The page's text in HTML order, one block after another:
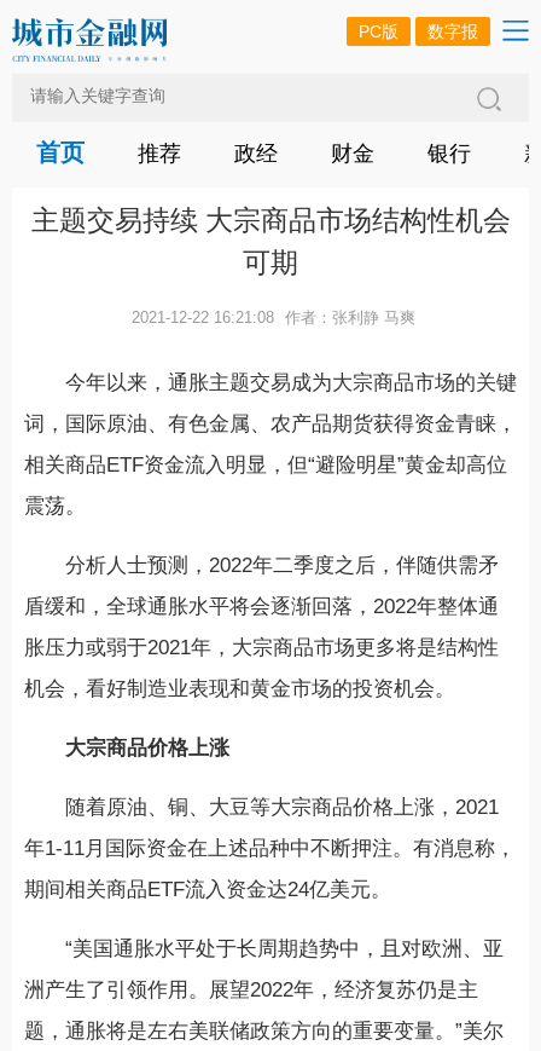
PC版 数字报
首页 推荐 政经 财金 银行
主题交易持续 大宗商品市场结构性机会
可期
2021-12-22 16:21:08 作者：张利静 马爽
今年以来，通胀主题交易成为大宗商品市场的关键
词，国际原油、有色金属、农产品期货获得资金青睐，
相关商品ETF资金流入明显，但“避险明星”黄金却高位
震荡。
分析人士预测，2022年二季度之后，伴随供需矛
盾缓和，全球通胀水平将会逐渐回落，2022年整体通
胀压力或弱于2021年，大宗商品市场更多将是结构性
机会，看好制造业表现和黄金市场的投资机会。
大宗商品价格上涨
随着原油、铜、大豆等大宗商品价格上涨，2021
年1-11月国际资金在上述品种中不断押注。有消息称，
期间相关商品ETF流入资金达24亿美元。
“美国通胀水平处于长周期趋势中，且对欧洲、亚
洲产生了引领作用。展望2022年，经济复苏仍是主
题，通胀将是左右美联储政策方向的重要变量。”美尔